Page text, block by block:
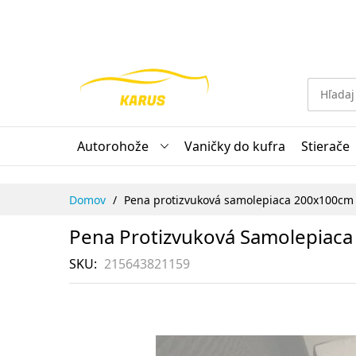
Autorohože Vaničky do kufra Stierače
Domov Pena protizvuková samolepiaca
Pena Protizvuková
SKU 215643821159